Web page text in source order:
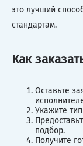
это лучший
стандартам.
Как
Оставьте
Укажите
подбор.
Получите